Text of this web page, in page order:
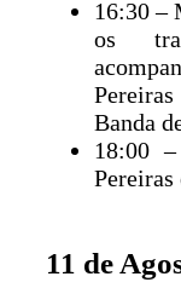
16:30 –
os
Banda
18:00
Pereiras
11 de